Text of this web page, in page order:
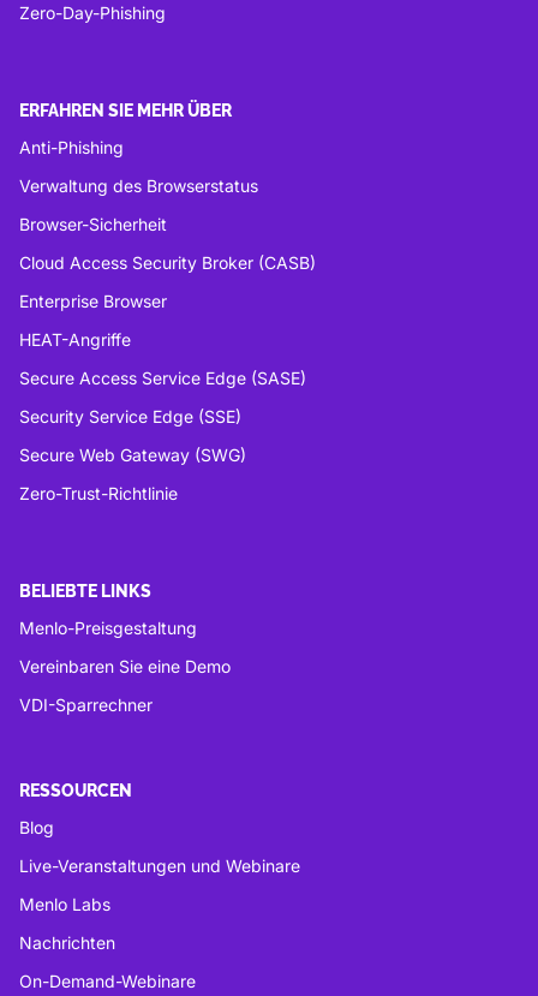
Zero-Day-Phishing
ERFAHREN SIE MEHR ÜBER
Anti-Phishing
Verwaltung des Browserstatus
Browser-Sicherheit
Cloud Access Security Broker (CASB)
Enterprise Browser
HEAT-Angriffe
Secure Access Service Edge (SASE)
Security Service Edge (SSE)
Secure Web Gateway (SWG)
Zero-Trust-Richtlinie
BELIEBTE LINKS
Menlo-Preisgestaltung
Vereinbaren Sie eine Demo
VDI-Sparrechner
RESSOURCEN
Blog
Live-Veranstaltungen und Webinare
Menlo Labs
Nachrichten
On-Demand-Webinare